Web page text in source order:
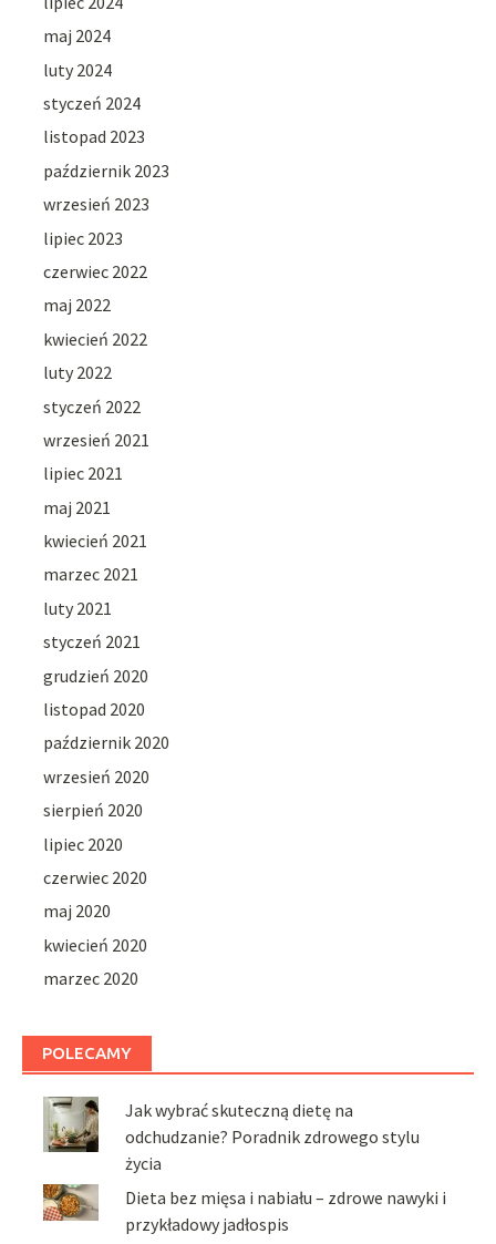
maj 2024
luty 2024
styczeń 2024
listopad 2023
październik 2023
wrzesień 2023
lipiec 2023
czerwiec 2022
maj 2022
kwiecień 2022
luty 2022
styczeń 2022
wrzesień 2021
lipiec 2021
maj 2021
kwiecień 2021
marzec 2021
luty 2021
styczeń 2021
grudzień 2020
listopad 2020
październik 2020
wrzesień 2020
sierpień 2020
lipiec 2020
czerwiec 2020
maj 2020
kwiecień 2020
marzec 2020
POLECAMY
Jak wybrać skuteczną dietę na
odchudzanie? Poradnik zdrowego stylu
życia
Dieta bez mięsa i nabiału – zdrowe nawyki i
przykładowy jadłospis